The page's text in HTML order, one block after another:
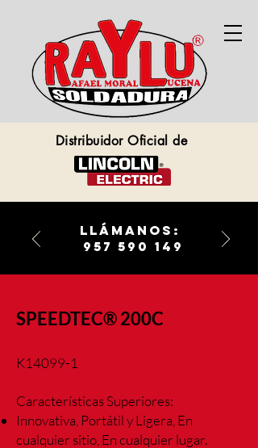
llámanos:
957 590 149
Distribuidor Oficial de
SPEEDTEC® 200C
K14099-1
Características Superiores:
Innovativa, Portátil y Ligera, En
cualquier sitio, En cualquier lugar.